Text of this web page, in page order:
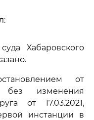
Хабаровского
от
без изменения
от 17.03.2021,
инстанции в